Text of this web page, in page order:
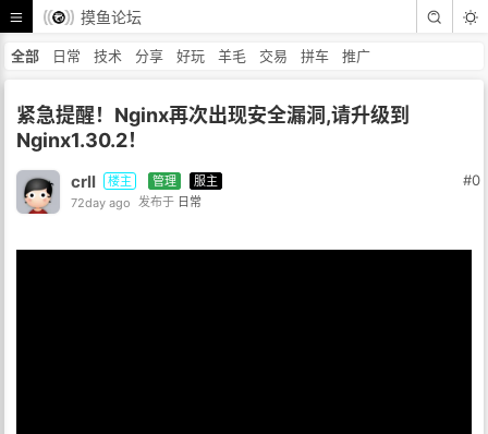
摸鱼论坛
全部 日常 技术 分享 好玩 羊毛 交易 拼车 推广
紧急提醒！Nginx再次出现安全漏洞,请升级到
Nginx1.30.2！
crll 楼主 管理
服主
72day ago 发布于 日常
#0